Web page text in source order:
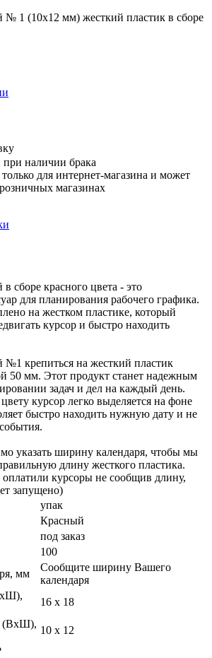
№ 1 (10x12 мм) жесткий пластик в сборе
при наличии брака
для интернет-магазина и может
магазинах
сборе красного цвета - это
для планирования рабочего графика.
на жестком пластике, который
курсор и быстро находить
№1 крепиться на жесткий пластик
50 мм. Этот продукт станет надежным
задач и дел на каждый день.
курсор легко выделяется на фоне
быстро находить нужную дату и не
указать ширину календаря, чтобы мы
длину жесткого пластика.
курсоры не сообщив длину,
запущено)
упак
Красный
под заказ
100
мм
Сообщите ширину Вашего
календаря
16 х 18
(ВхШ),
10 х 12